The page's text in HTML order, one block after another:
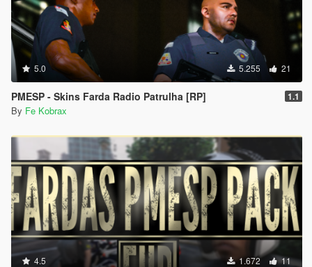
5.0 5.255 21
PMESP - Skins Farda Radio Patrulha [RP] 1.1
By Fe Kobrax
4.5 1.672 11